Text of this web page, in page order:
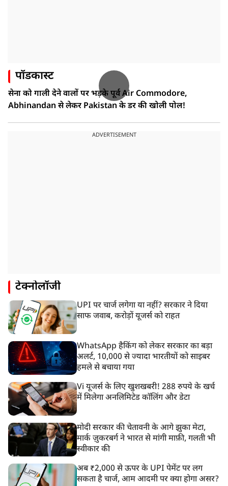
पॉडकास्ट
सेना को गाली देने वालों पर भड़के पूर्व Air Commodore,
Abhinandan से लेकर Pakistan के डर की खोली पोल!
ADVERTISEMENT
टेक्नोलॉजी
UPI पर चार्ज लगेगा या नहीं? सरकार ने दिया
साफ जवाब, करोड़ों यूजर्स को राहत
WhatsApp हैकिंग को लेकर सरकार का बड़ा
अलर्ट, 10,000 से ज्यादा भारतीयों को साइबर
हमले से बचाया गया
Vi यूजर्स के लिए खुशखबरी! 288 रुपये के खर्च
में मिलेगा अनलिमिटेड कॉलिंग और डेटा
मोदी सरकार की चेतावनी के आगे झुका मेटा,
मार्क ज़ुकरबर्ग ने भारत से मांगी माफ़ी, गलती भी
स्वीकार की
अब ₹2,000 से ऊपर के UPI पेमेंट पर लग
सकता है चार्ज, आम आदमी पर क्या होगा असर?